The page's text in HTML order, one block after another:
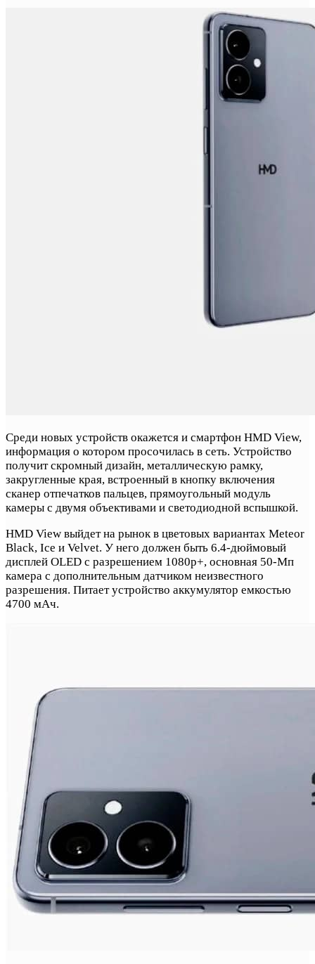
Среди новых устройств окажется и смартфон HMD View,
информация о котором просочилась в сеть. Устройство
получит скромный дизайн, металлическую рамку,
закругленные края, встроенный в кнопку включения
сканер отпечатков пальцев, прямоугольный модуль
камеры с двумя объективами и светодиодной вспышкой.
HMD View выйдет на рынок в цветовых вариантах Meteor
Black, Ice и Velvet. У него должен быть 6.4-дюймовый
дисплей OLED с разрешением 1080p+, основная 50-Мп
камера с дополнительным датчиком неизвестного
разрешения. Питает устройство аккумулятор емкостью
4700 мАч.